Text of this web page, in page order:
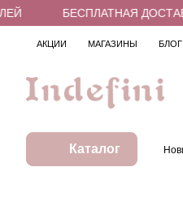
БЕСПЛАТНАЯ
АКЦИИ МАГАЗИНЫ БЛОГ
Каталог